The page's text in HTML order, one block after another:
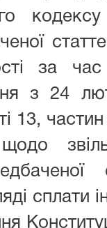
за
з 24
13,
щодо
сплати